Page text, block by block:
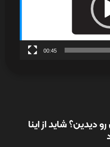
00:45
دیدین؟ شاید از اینا